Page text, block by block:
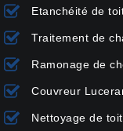
Etanchéité de
Traitement de
Ramonage de
Couvreur
Nettoyage de